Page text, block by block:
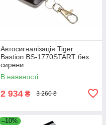
Автосигналізація Tiger
Bastion BS-1770START без
сирени
В наявності
2 934 ₴ 3 260 ₴
–10%